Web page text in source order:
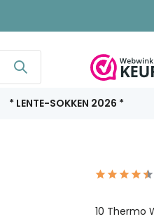
* LENTE-SOKKEN 2026 *
10 Thermo